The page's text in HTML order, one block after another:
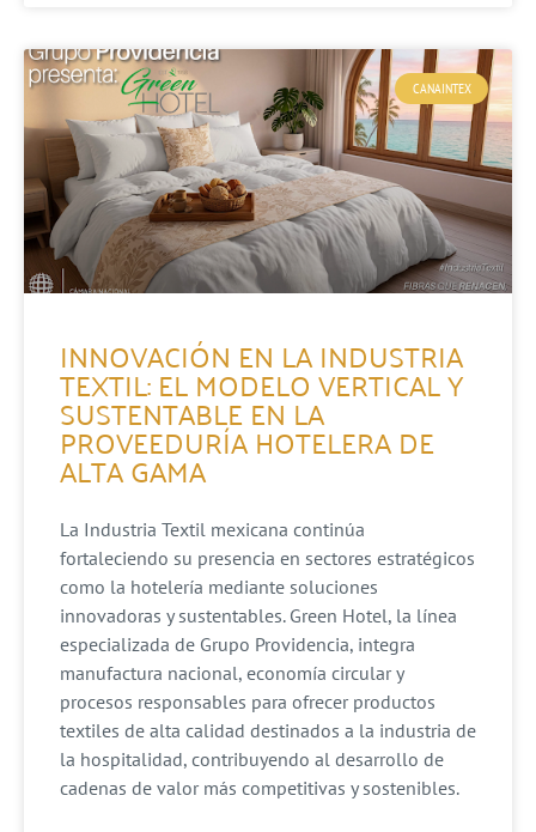
CANAINTEX
INNOVACIÓN EN LA INDUSTRIA
TEXTIL: EL MODELO VERTICAL Y
SUSTENTABLE EN LA
PROVEEDURÍA HOTELERA DE
ALTA GAMA
La Industria Textil mexicana continúa
fortaleciendo su presencia en sectores estratégicos
como la hotelería mediante soluciones
innovadoras y sustentables. Green Hotel, la línea
especializada de Grupo Providencia, integra
manufactura nacional, economía circular y
procesos responsables para ofrecer productos
textiles de alta calidad destinados a la industria de
la hospitalidad, contribuyendo al desarrollo de
cadenas de valor más competitivas y sostenibles.